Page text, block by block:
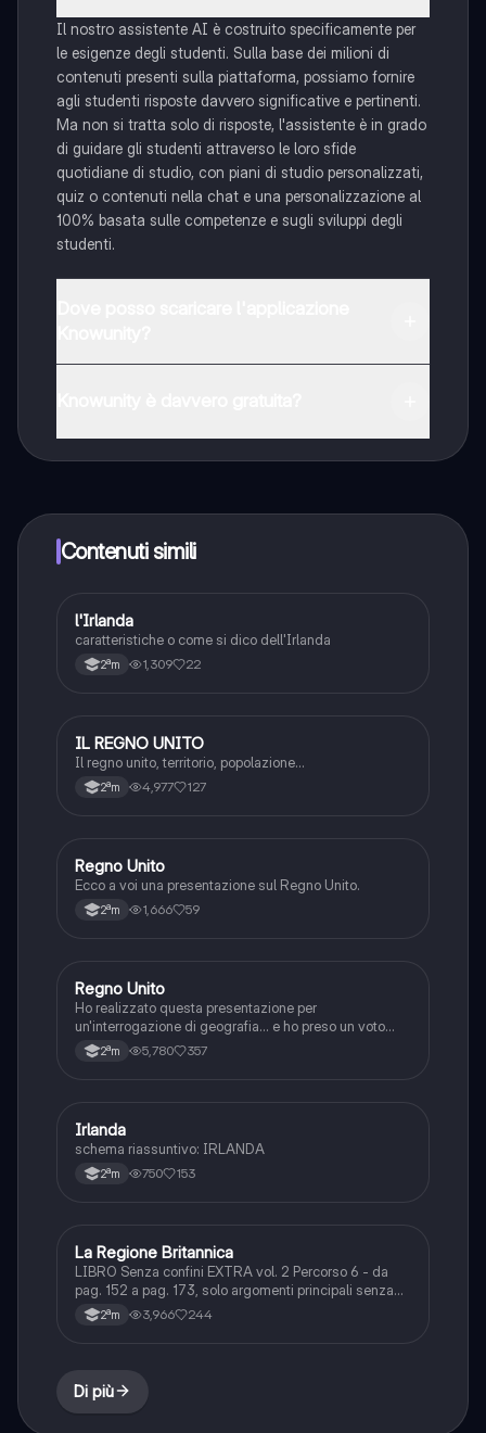
Il nostro assistente AI è costruito specificamente per
le esigenze degli studenti. Sulla base dei milioni di
contenuti presenti sulla piattaforma, possiamo fornire
agli studenti risposte davvero significative e pertinenti.
Ma non si tratta solo di risposte, l'assistente è in grado
di guidare gli studenti attraverso le loro sfide
quotidiane di studio, con piani di studio personalizzati,
quiz o contenuti nella chat e una personalizzazione al
100% basata sulle competenze e sugli sviluppi degli
studenti.
Knowunity Premium, che consente di studiare senza
alcun limite!!
Contenuti simili
Geografia
l'Irlanda
caratteristiche o come si dico dell'Irlanda
2ªm 1,309 22
Geografia
IL REGNO UNITO
Il regno unito, territorio, popolazione...
2ªm 4,977 127
Geografia
Regno Unito
Ecco a voi una presentazione sul Regno Unito.
2ªm 1,666 59
Geografia
Regno Unito
Ho realizzato questa presentazione per
un'interrogazione di geografia... e ho preso un voto
alto, sono soddisfatta del mio lavoro. Spero sia utile
per lo studio!!,
2ªm 5,780 357
Geografia
Irlanda
schema riassuntivo: IRLANDA
2ªm 750 153
Geografia
La Regione Britannica
LIBRO Senza confini EXTRA vol. 2 Percorso 6 - da
pag. 152 a pag. 173, solo argomenti principali senza
approfondimenti
2ªm 3,966 244
Di più